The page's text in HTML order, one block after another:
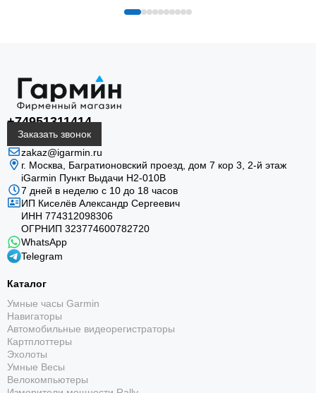
+74951311414
Заказать звонок
zakaz@igarmin.ru
г. Москва, Багратионовский проезд, дом 7 кор 3, 2-й этаж
iGarmin Пункт Выдачи Н2-010В
7 дней в неделю с 10 до 18 часов
ИП Киселёв Александр Сергеевич
ИНН 774312098306
ОГРНИП 323774600782720
WhatsApp
Telegram
Каталог
Умные часы Garmin
Навигаторы
Автомобильные видеорегистраторы
Картплоттеры
Эхолоты
Умные Весы
Велокомпьютеры